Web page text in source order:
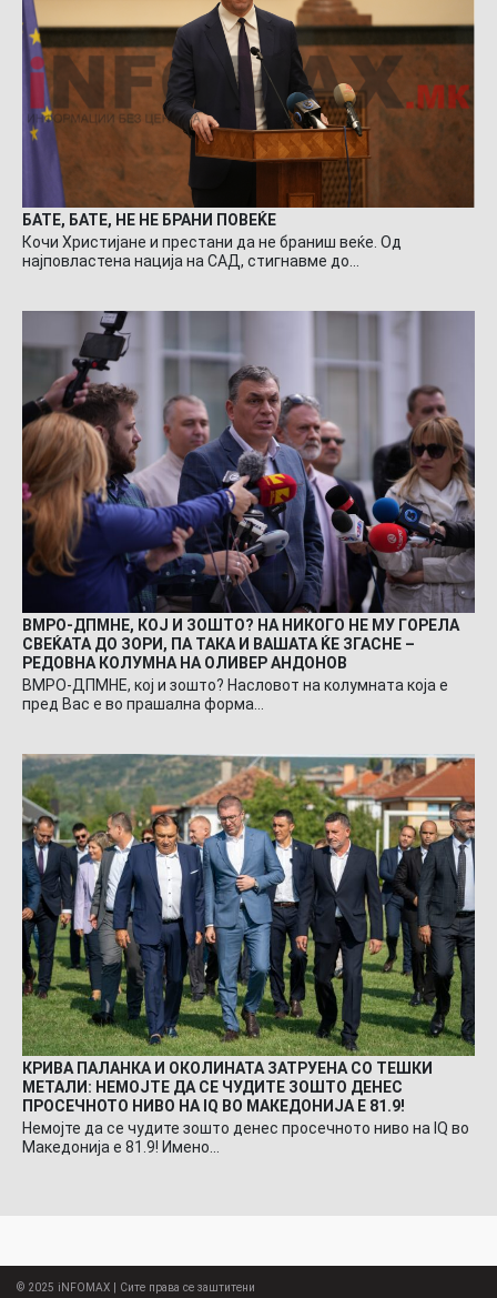
БАТЕ, БАТЕ, НЕ НЕ БРАНИ ПОВЕЌЕ
Кочи Христијане и престани да не браниш веќе. Од
најповластена нација на САД, стигнавме до…
ВМРО-ДПМНЕ, КОЈ И ЗОШТО? НА НИКОГО НЕ МУ ГОРЕЛА
СВЕЌАТА ДО ЗОРИ, ПА ТАКА И ВАШАТА ЌЕ ЗГАСНЕ –
РЕДОВНА КОЛУМНА НА ОЛИВЕР АНДОНОВ
ВМРО-ДПМНЕ, кој и зошто? Насловот на колумната која е
пред Вас е во прашална форма…
КРИВА ПАЛАНКА И ОКОЛИНАТА ЗАТРУЕНА СО ТЕШКИ
МЕТАЛИ: НЕМОЈТЕ ДА СЕ ЧУДИТЕ ЗОШТО ДЕНЕС
ПРОСЕЧНОТО НИВО НА IQ ВО МАКЕДОНИЈА Е 81.9!
Немојте да се чудите зошто денес просечното ниво на IQ во
Македонија е 81.9! Имено…
© 2025 iNFOMAX | Сите права се заштитени